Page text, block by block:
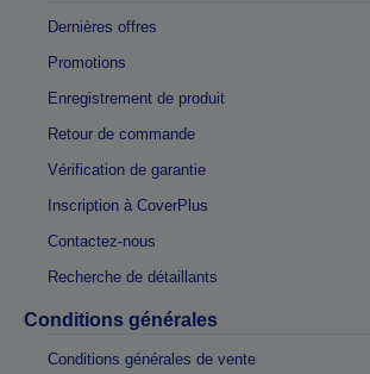
Dernières offres
Promotions
Enregistrement de produit
Retour de commande
Vérification de garantie
Inscription à CoverPlus
Contactez-nous
Recherche de détaillants
Conditions générales
Conditions générales de vente